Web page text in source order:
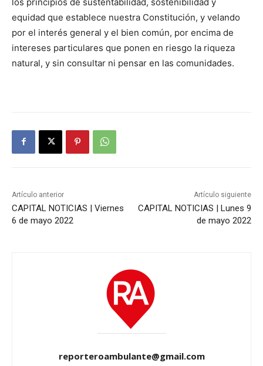
equidad que establece nuestra Constitución, y velando
por el interés general y el bien común, por encima de
intereses particulares que ponen en riesgo la riqueza
natural, y sin consultar ni pensar en las comunidades.
Artículo anterior
CAPITAL NOTICIAS | Viernes
6 de mayo 2022
Artículo siguiente
CAPITAL NOTICIAS | Lunes 9
de mayo 2022
reporteroambulante@gmail.com